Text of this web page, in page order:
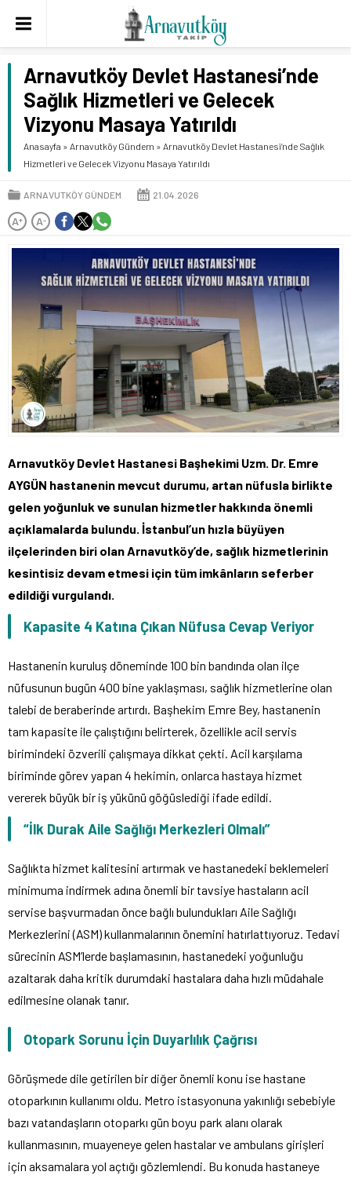
Arnavutköy Devlet Hastanesi’nde
Sağlık Hizmetleri ve Gelecek
Vizyonu Masaya Yatırıldı
Anasayfa » Arnavutköy Gündem » Arnavutköy Devlet Hastanesi’nde Sağlık
Hizmetleri ve Gelecek Vizyonu Masaya Yatırıldı
ARNAVUTKÖY GÜNDEM 21.04.2026
A+ A-
Arnavutköy Devlet Hastanesi Başhekimi Uzm. Dr. Emre
AYGÜN hastanenin mevcut durumu, artan nüfusla birlikte
gelen yoğunluk ve sunulan hizmetler hakkında önemli
açıklamalarda bulundu. İstanbul’un hızla büyüyen
ilçelerinden biri olan Arnavutköy’de, sağlık hizmetlerinin
kesintisiz devam etmesi için tüm imkânların seferber
edildiği vurgulandı.
Kapasite 4 Katına Çıkan Nüfusa Cevap Veriyor
Hastanenin kuruluş döneminde 100 bin bandında olan ilçe
nüfusunun bugün 400 bine yaklaşması, sağlık hizmetlerine olan
talebi de beraberinde artırdı. Başhekim Emre Bey, hastanenin
tam kapasite ile çalıştığını belirterek, özellikle acil servis
birimindeki özverili çalışmaya dikkat çekti. Acil karşılama
biriminde görev yapan 4 hekimin, onlarca hastaya hizmet
vererek büyük bir iş yükünü göğüslediği ifade edildi.
“İlk Durak Aile Sağlığı Merkezleri Olmalı”
Sağlıkta hizmet kalitesini artırmak ve hastanedeki beklemeleri
minimuma indirmek adına önemli bir tavsiye hastaların acil
servise başvurmadan önce bağlı bulundukları Aile Sağlığı
Merkezlerini (ASM) kullanmalarının önemini hatırlattıyoruz. Tedavi
sürecinin ASM’lerde başlamasının, hastanedeki yoğunluğu
azaltarak daha kritik durumdaki hastalara daha hızlı müdahale
edilmesine olanak tanır.
Otopark Sorunu İçin Duyarlılık Çağrısı
Görüşmede dile getirilen bir diğer önemli konu ise hastane
otoparkının kullanımı oldu. Metro istasyonuna yakınlığı sebebiyle
bazı vatandaşların otoparkı gün boyu park alanı olarak
kullanmasının, muayeneye gelen hastalar ve ambulans girişleri
için aksamalara yol açtığı gözlemlendi. Bu konuda hastaneye